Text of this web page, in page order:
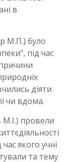
в
М.П.) було
під час
діяти
чи вдома.
М.І.) провели
якого учні
та тему